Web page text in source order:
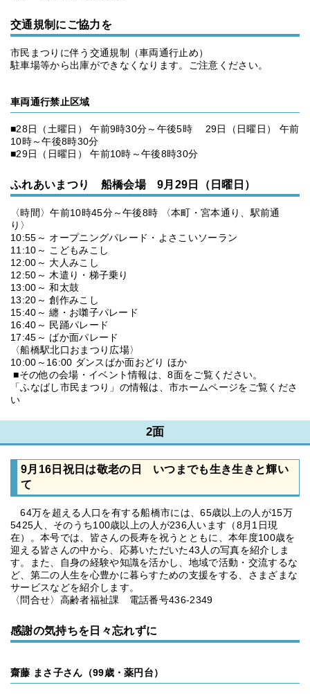
交通規制にご協力を
市民まつりに伴う交通規制（車両通行止め）
駐車場等から出庫ができなくなります。ご注意ください。
車両通行禁止区域
■28日（土曜日） 午前9時30分～午後5時 29日（日曜日） 午前
10時～午後8時30分
■29日（日曜日） 午前10時～午後8時30分
ふれあいまつり 船橋会場 9月29日（日曜日）
〈時間〉午前10時45分～午後8時 〈本町・宮本通り、駅前通
り〉
10:55～ オープニングパレード・よさこいソーラン
11:10～ こどもみこし
12:00～ 大人みこし
12:50～ 木遣り・梯子乗り
13:00～ 和太鼓
13:20～ 創作みこし
15:40～ 纏・お囃子パレード
16:40～ 民踊パレード
17:45～ ばか面パレード
〈船橋駅北口おまつり広場〉
10:00～16:00 ダンスばか面おどり ほか
■その他の会場・イベント情報は、8面をご覧ください。
「ふなばし市民まつり」の情報は、市ホームページをご覧くださ
い
2面
9月16日祝日は敬老の日 いつまでも生き生きと輝い
て
64万を超える人口を有する船橋市には、65歳以上の人が15万
5425人、そのうち100歳以上の人が236人います（8月1日現
在）。本号では、皆さんの長寿を祝うとともに、本年度100歳を
迎える皆さんの中から、応募いただいた43人の写真を紹介しま
す。また、自身の経験や知識を活かし、地域で活動・交流するな
ど、第二の人生を心豊かに暮らすための支援をする、さまざまな
サービスなどを紹介します。
〈問合せ〉高齢者福祉課 電話番号436-2349
感謝の気持ちを日々忘れずに
齋藤 まさ子さん（99歳・薬円台）